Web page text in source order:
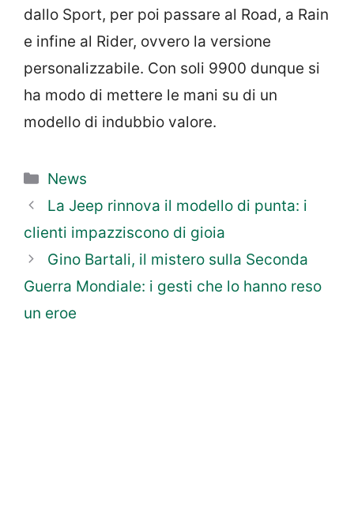
dallo Sport, per poi passare al Road, a Rain
e infine al Rider, ovvero la versione
personalizzabile. Con soli 9900 dunque si
ha modo di mettere le mani su di un
modello di indubbio valore.
Categorie
News
La Jeep rinnova il modello di punta: i
clienti impazziscono di gioia
Gino Bartali, il mistero sulla Seconda
Guerra Mondiale: i gesti che lo hanno reso
un eroe